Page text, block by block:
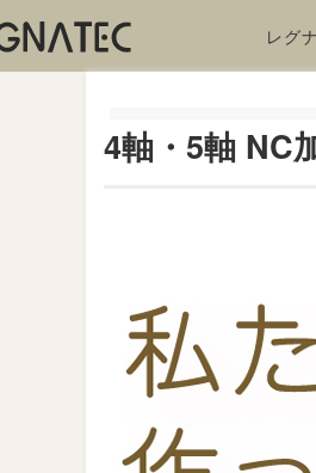
レグ
4軸・5軸 NC